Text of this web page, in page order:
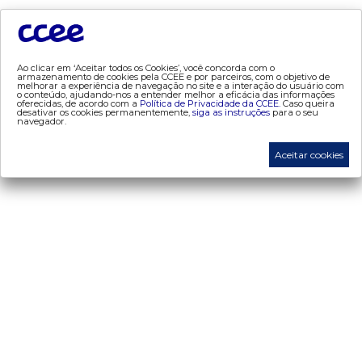
- contratos
- geração
- mcsd
- mercado mensal
- mercado quinzenal
- proinfa
Ao clicar em ‘Aceitar todos os Cookies’, você concorda com o
armazenamento de cookies pela CCEE e por parceiros, com o objetivo de
melhorar a experiência de navegação no site e a interação do usuário com
o conteúdo, ajudando-nos a entender melhor a eficácia das informações
oferecidas, de acordo com a Política de Privacidade da CCEE. Caso queira
desativar os cookies permanentemente, siga as instruções para o seu
navegador.
Aceitar cookies